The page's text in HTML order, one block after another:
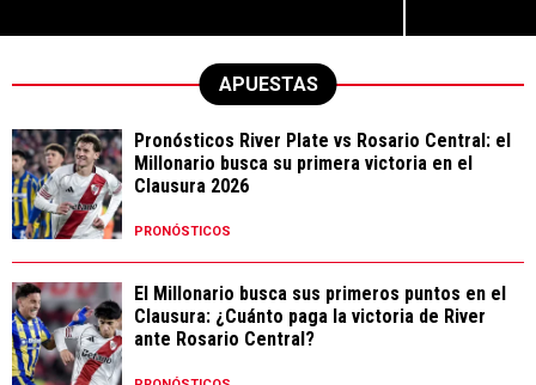
APUESTAS
Pronósticos River Plate vs Rosario Central: el
Millonario busca su primera victoria en el
Clausura 2026
PRONÓSTICOS
El Millonario busca sus primeros puntos en el
Clausura: ¿Cuánto paga la victoria de River
ante Rosario Central?